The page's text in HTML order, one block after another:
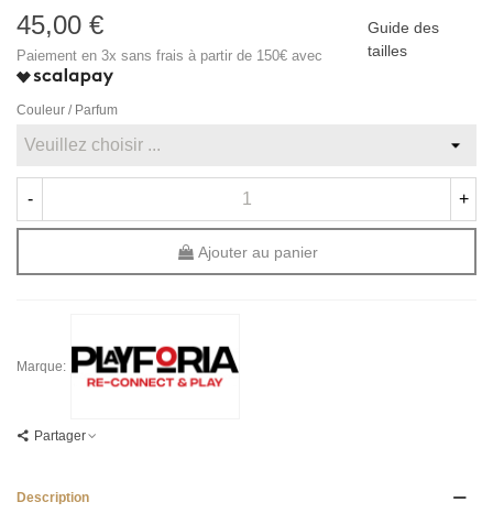
45,00 €
Paiement en 3x sans frais à partir de 150€ avec
Guide des
tailles
Couleur / Parfum
- +
Ajouter au panier
Marque:
Partager
Description